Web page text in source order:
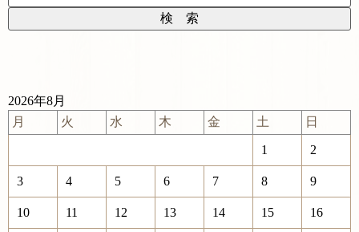
2026年8月
月
火 水 木 金 土 日
1 2
3 4 5 6 7 8 9
10 11 12 13 14 15 16